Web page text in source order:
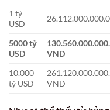
1 tỷ
USD
5000 tỷ
USD
VND
10.000
tỷ USD
VND